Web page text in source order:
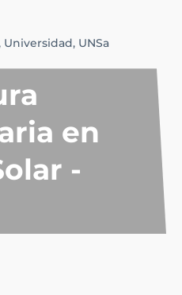
Universidad, UNSa
en
-